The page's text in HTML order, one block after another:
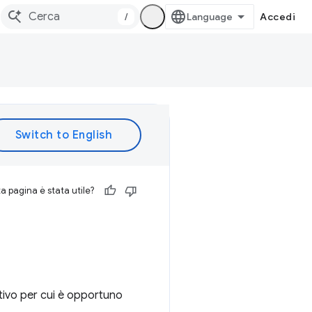
/ Accedi
pagina è stata utile?
per cui è opportuno